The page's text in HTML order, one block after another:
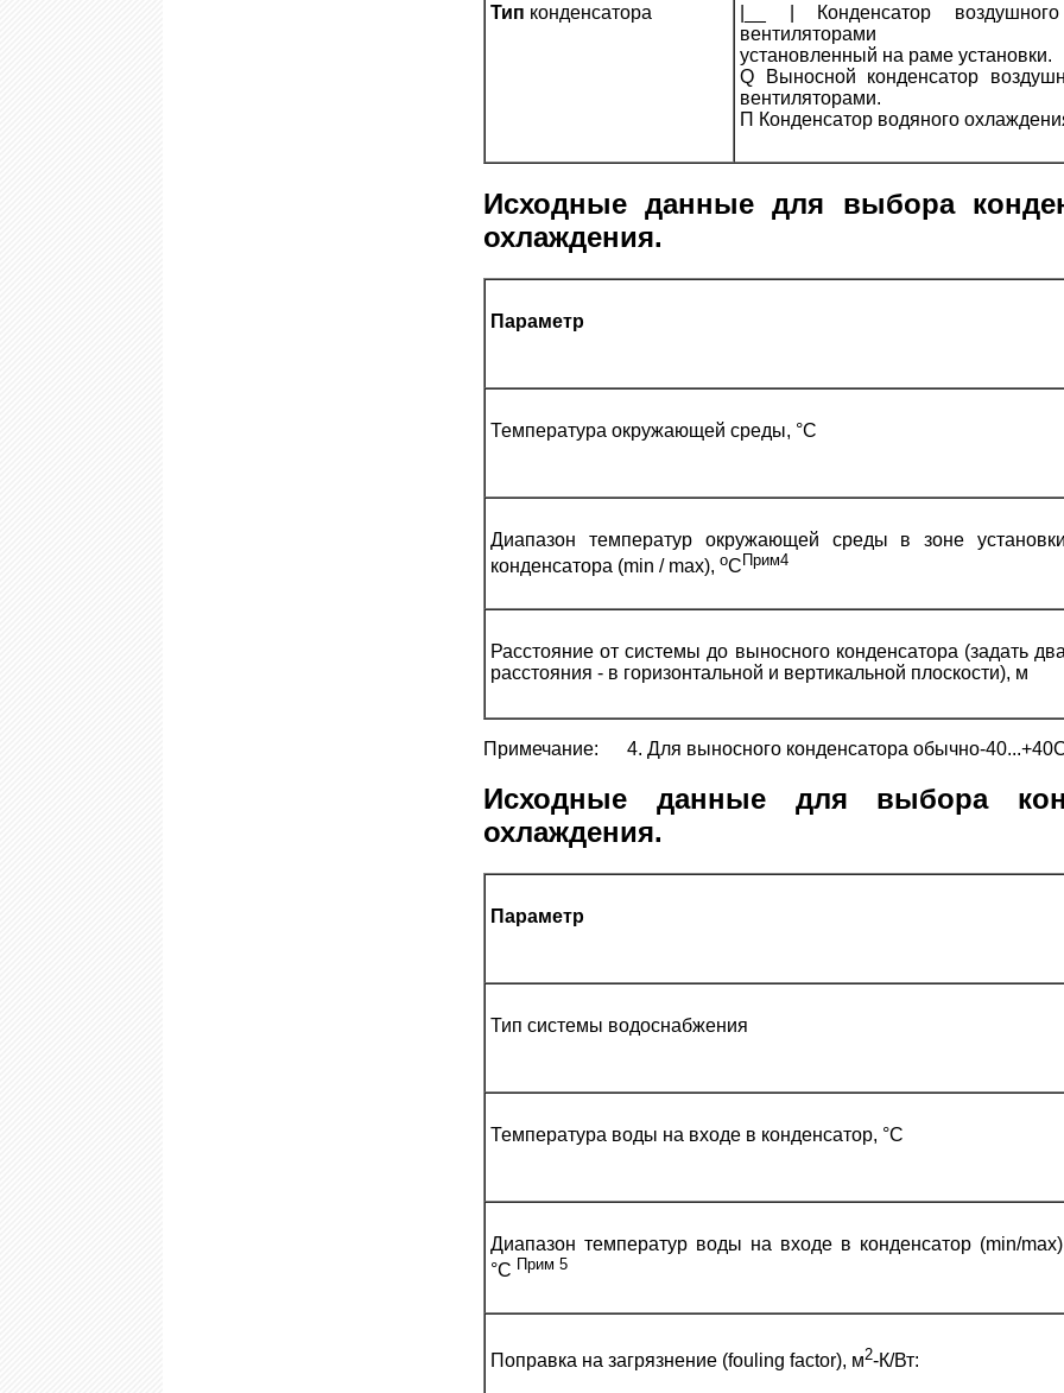
Тип конденсатора
|__ | Конденсатор
вентиляторами
установленный на раме установки.
Q Выносной конденсатор
вентиляторами.
П Конденсатор водяного
Исходные данные для выбора
охлаждения.
Параметр
Температура окружающей среды, °С
Диапазон температур окружающей среды в зоне
конденсатора (min / max), оСПрим4
Расстояние от системы до выносного конденсатора (задать
расстояния - в горизонтальной и вертикальной плоскости), м
Примечание: 4. Для выносного конденсатора обычно-
Исходные данные для выбора
охлаждения.
Параметр
Тип системы водоснабжения
Температура воды на входе в конденсатор, °С
Диапазон температур воды на входе в конденсатор (min/
°C Прим 5
Поправка на загрязнение (fouling factor), м2-К/Вт: